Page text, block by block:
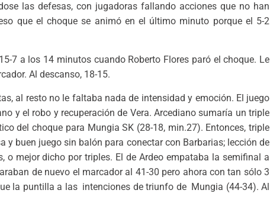
las defesas, con jugadoras fallando acciones que no han
que el choque se animó en el último minuto porque el 5-2
7 a los 14 minutos cuando Roberto Flores paró el choque. Le
Al descanso, 18-15.
al resto no le faltaba nada de intensidad y emoción. El juego
y el robo y recuperación de Vera. Arcediano sumaría un triple
del choque para Mungia SK (28-18, min.27). Entonces, triple
y buen juego sin balón para conectar con Barbarias; lección de
mejor dicho por triples. El de Ardeo empataba la semifinal a
de nuevo el marcador al 41-30 pero ahora con tan sólo 3
la puntilla a las intenciones de triunfo de Mungia (44-34). Al